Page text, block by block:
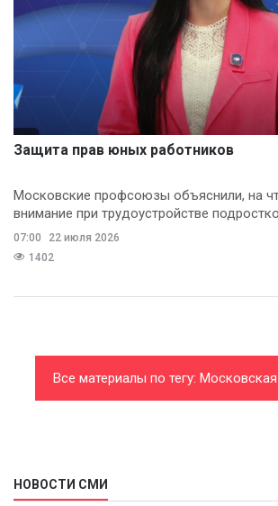
Защита прав юных работников
Московские профсоюзы объяснили, на
внимание при трудоустройстве
07:00
22 июля 2026
1402
Все материалы по тегу:
НОВОСТИ СМИ